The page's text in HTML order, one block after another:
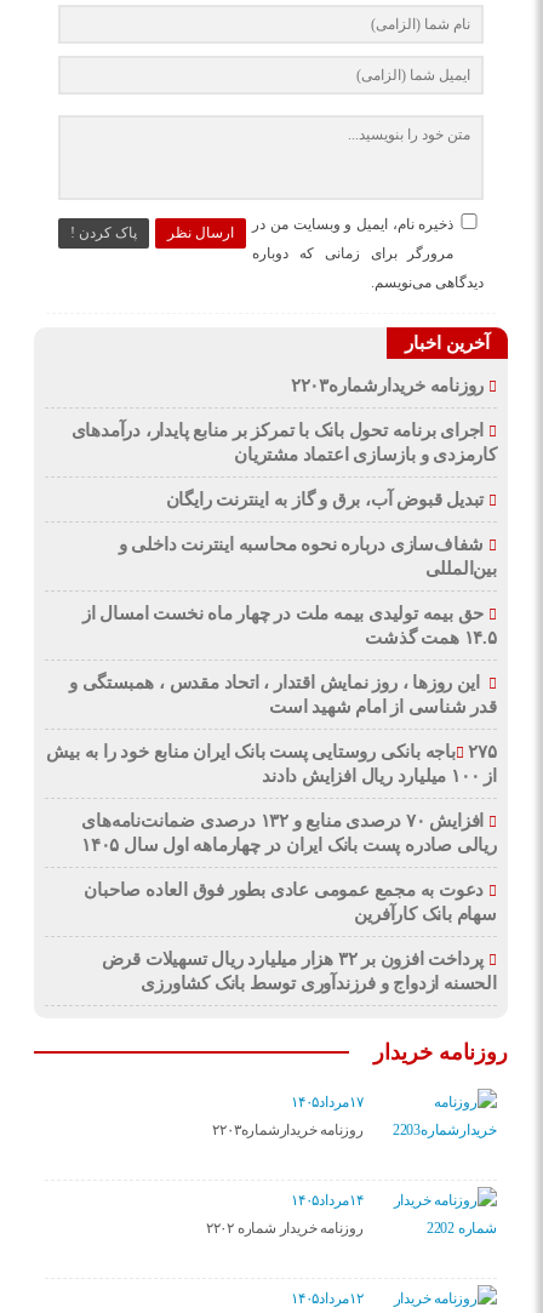
ارسال نظر پاک کردن !
ذخیره نام، ایمیل و وبسایت من در
مرورگر برای زمانی که دوباره
دیدگاهی می‌نویسم.
آخرین اخبار
روزنامه خریدارشماره۲۲۰۳
اجرای برنامه تحول بانک با تمرکز بر منابع پایدار، درآمدهای
کارمزدی و بازسازی اعتماد مشتریان
تبدیل قبوض آب، برق و گاز به اینترنت رایگان
شفاف‌سازی درباره نحوه محاسبه اینترنت داخلی و
بین‌المللی
حق بیمه تولیدی بیمه ملت در چهار ماه نخست امسال از
۱۴.۵ همت گذشت
این روزها ، روز نمایش اقتدار ، اتحاد مقدس ، همبستگی و
قدر شناسی از امام شهید است
۲۷۵باجه بانکی روستایی پست بانک ایران منابع خود را به بیش
از ۱۰۰ میلیارد ریال افزایش دادند
افزایش ۷۰ درصدی منابع و ۱۳۲ درصدی ضمانت‌نامه‌های
ریالی صادره پست بانک ایران در چهارماهه اول سال ۱۴۰۵
دعوت به مجمع عمومی عادی بطور فوق العاده صاحبان
سهام بانک کارآفرین
پرداخت افزون بر ۳۲ هزار میلیارد ریال تسهیلات قرض
الحسنه ازدواج و فرزندآوری توسط بانک کشاورزی
روزنامه خریدار
۱۷مرداد۱۴۰۵
روزنامه خریدارشماره۲۲۰۳
۱۴مرداد۱۴۰۵
روزنامه خریدار شماره ۲۲۰۲
۱۲مرداد۱۴۰۵